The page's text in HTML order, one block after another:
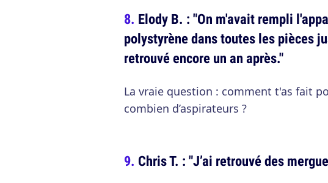
Elody B. : "On m'avait rempli
polystyrène dans toutes les pièces
retrouvé encore un an après."
La vraie question : comment t'as fait
combien d’aspirateurs ?
Chris T. : "J’ai retrouvé des